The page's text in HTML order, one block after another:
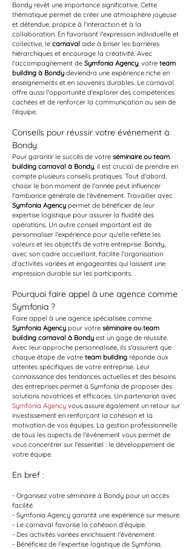
Bondy revêt une importance significative. Cette
thématique permet de créer une atmosphère joyeuse
et détendue, propice à l'interaction et à la
collaboration. En favorisant l'expression individuelle et
collective, le carnaval aide à briser les barrières
hiérarchiques et encourage la créativité. Avec
l'accompagnement de Symfonia Agency, votre team
building à Bondy deviendra une expérience riche en
enseignements et en souvenirs durables. Le carnaval
offre aussi l'opportunité d'explorer des compétences
cachées et de renforcer la communication au sein de
l'équipe.
Conseils pour réussir votre événement à
Bondy
Pour garantir le succès de votre séminaire ou team
building carnaval à Bondy, il est crucial de prendre en
compte plusieurs conseils pratiques. Tout d'abord,
choisir le bon moment de l'année peut influencer
l'ambiance générale de l'événement. Travailler avec
Symfonia Agency permet de bénéficier de leur
expertise logistique pour assurer la fluidité des
opérations. Un autre conseil important est de
personnaliser l'expérience pour qu'elle reflète les
valeurs et les objectifs de votre entreprise. Bondy,
avec son cadre accueillant, facilite l'organisation
d'activités variées et engageantes qui laissent une
impression durable sur les participants.
Pourquoi faire appel à une agence comme
Symfonia ?
Faire appel à une agence spécialisée comme
Symfonia Agency pour votre séminaire ou team
building carnaval à Bondy est un gage de réussite.
Avec leur approche personnalisée, ils s'assurent que
chaque étape de votre team building réponde aux
attentes spécifiques de votre entreprise. Leur
connaissance des tendances actuelles et des besoins
des entreprises permet à Symfonia de proposer des
solutions novatrices et efficaces. Un partenariat avec
Symfonia Agency vous assure également un retour sur
investissement en renforçant la cohésion et la
motivation de vos équipes. La gestion professionnelle
de tous les aspects de l'événement vous permet de
vous concentrer sur l'essentiel : le développement de
votre équipe.
En bref :
- Organisez votre séminaire à Bondy pour un accès
facilité.
- Symfonia Agency garantit une expérience sur mesure.
- Le carnaval favorise la cohésion d'équipe.
- Des activités variées enrichissent l'événement.
- Bénéficiez de l'expertise logistique de Symfonia.